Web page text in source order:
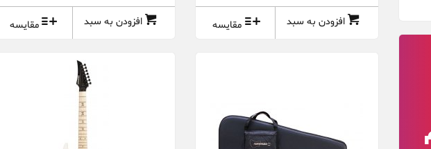
افزودن به سبد مقایسه افزودن به سبد مقایسه